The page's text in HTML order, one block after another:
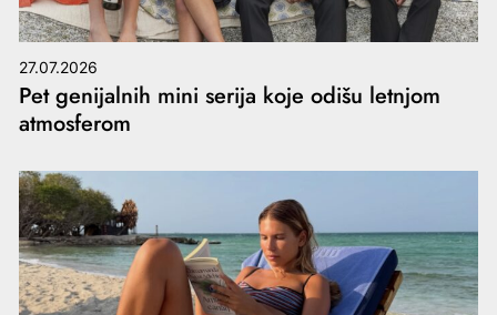
27.07.2026
Pet genijalnih mini serija koje odišu letnjom
atmosferom